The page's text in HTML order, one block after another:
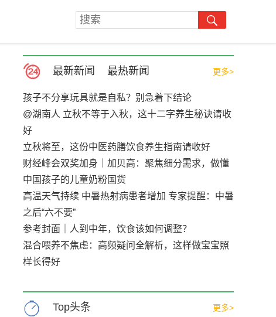
最新新闻 最热新闻 更多>
孩子不分享玩具就是自私？别急着下结论
@湖南人 立秋不等于入秋，这十二字养生秘诀请收
好
立秋将至，这份中医药膳饮食养生指南请收好
财经峰会双奖加身｜加贝高：聚焦细分需求，做懂
中国孩子的儿童奶粉国货
高温天气持续 中暑热射病患者增加 专家提醒：中暑
之后“六不要”
参考封面｜人到中年，饮食该如何调整？
混合喂养不焦虑：高频疑问全解析，这样做宝宝照
样长得好
Top头条 更多>